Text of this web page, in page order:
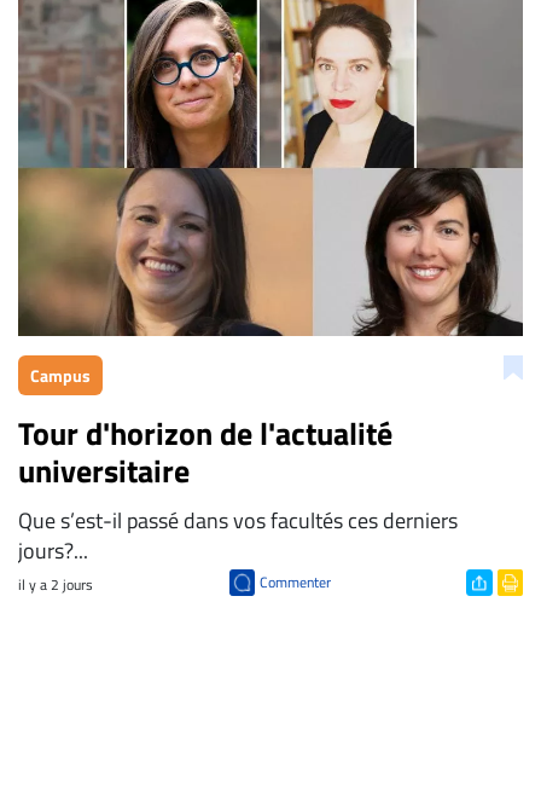
Campus
Tour d'horizon de l'actualité
universitaire
Que s’est-il passé dans vos facultés ces derniers
jours?...
il y a 2 jours Commenter